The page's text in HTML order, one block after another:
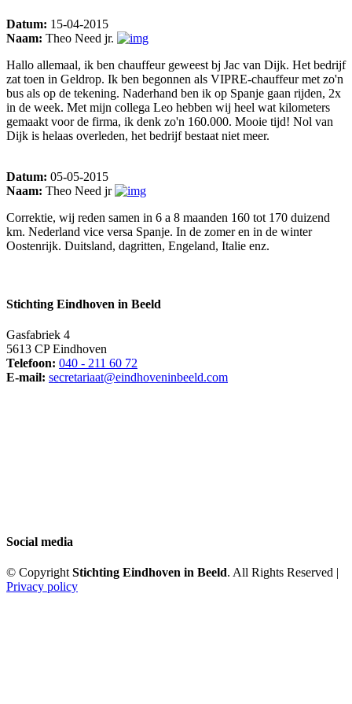
Datum: 15-04-2015
Naam: Theo Need jr.
Hallo allemaal, ik ben chauffeur geweest bj Jac van Dijk. Het bedrijf
zat toen in Geldrop. Ik ben begonnen als VIPRE-chauffeur met zo'n
bus als op de tekening. Naderhand ben ik op Spanje gaan rijden, 2x
in de week. Met mijn collega Leo hebben wij heel wat kilometers
gemaakt voor de firma, ik denk zo'n 160.000. Mooie tijd! Nol van
Dijk is helaas overleden, het bedrijf bestaat niet meer.
Datum: 05-05-2015
Naam: Theo Need jr
Correktie, wij reden samen in 6 a 8 maanden 160 tot 170 duizend
km. Nederland vice versa Spanje. In de zomer en in de winter
Oostenrijk. Duitsland, dagritten, Engeland, Italie enz.
Stichting Eindhoven in Beeld
Gasfabriek 4
5613 CP Eindhoven
Telefoon: 040 - 211 60 72
E-mail: secretariaat@eindhoveninbeeld.com
Social media
© CopyrightStichting Eindhoven in Beeld. All Rights Reserved |
Privacy policy